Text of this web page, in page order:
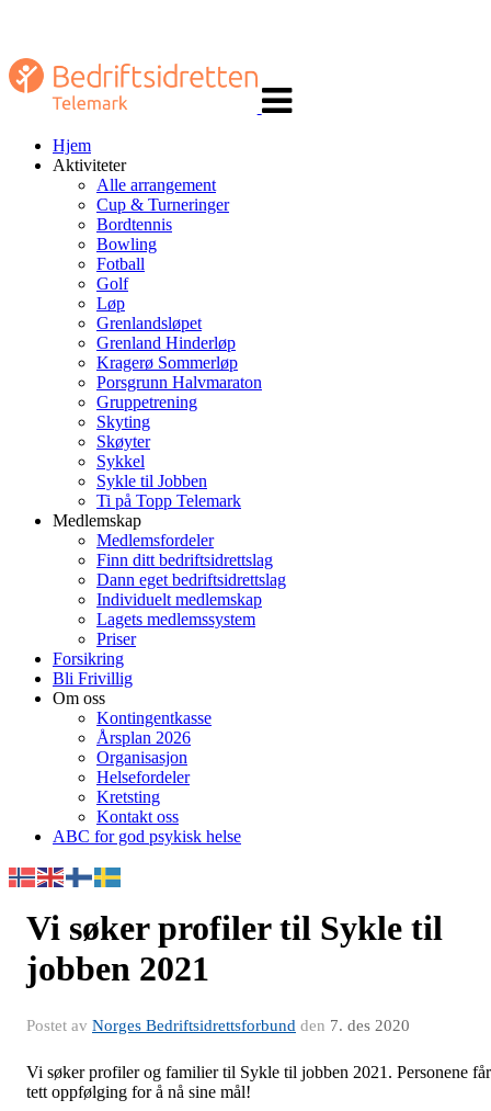
navigasjon
Hjem
Aktiviteter
Alle arrangement
Cup & Turneringer
Bordtennis
Bowling
Fotball
Golf
Løp
Grenlandsløpet
Grenland Hinderløp
Kragerø Sommerløp
Porsgrunn Halvmaraton
Gruppetrening
Skyting
Skøyter
Sykkel
Sykle til Jobben
Ti på Topp Telemark
Medlemskap
Medlemsfordeler
Finn ditt bedriftsidrettslag
Dann eget bedriftsidrettslag
Individuelt medlemskap
Lagets medlemssystem
Priser
Forsikring
Bli Frivillig
Om oss
Kontingentkasse
Årsplan 2026
Organisasjon
Helsefordeler
Kretsting
Kontakt oss
ABC for god psykisk helse
Vi søker profiler til Sykle til
jobben 2021
Postet av Norges Bedriftsidrettsforbund den 7. des 2020
Vi søker profiler og familier til Sykle til jobben 2021. Personene får
tett oppfølging for å nå sine mål!